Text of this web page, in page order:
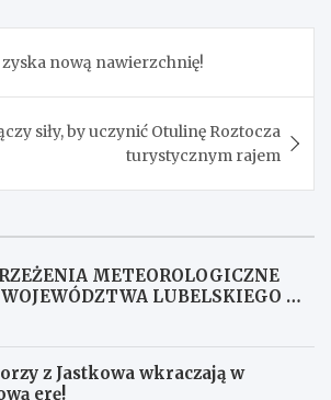
nową nawierzchnię!
siły, by uczynić Otulinę Roztocza
turystycznym rajem
METEOROLOGICZNE
LUBELSKIEGO NR
z Jastkowa wkraczają w
erę!